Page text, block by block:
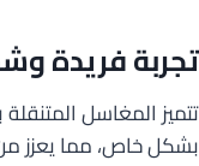
تجربة فريدة
تتميز المغاسل
بشكل خاص، مما يعزز